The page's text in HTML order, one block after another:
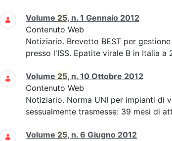
Volume 25, n. 1 Gennaio 2012
Contenuto Web
Notiziario. Brevetto BEST per
presso l'ISS. Epatite virale B in Italia
Volume 25, n. 10 Ottobre 2012
Contenuto Web
Notiziario. Norma UNI per impianti di
sessualmente trasmesse: 39 mesi di
Volume 25, n. 6 Giugno 2012